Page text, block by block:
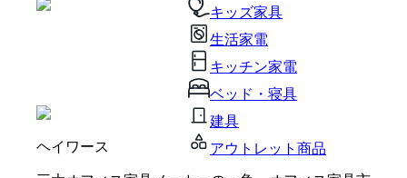
キッズ家具
生活家電
キッチン家電
ベッド・寝具
建具
アウトレット商品
ヘイワース